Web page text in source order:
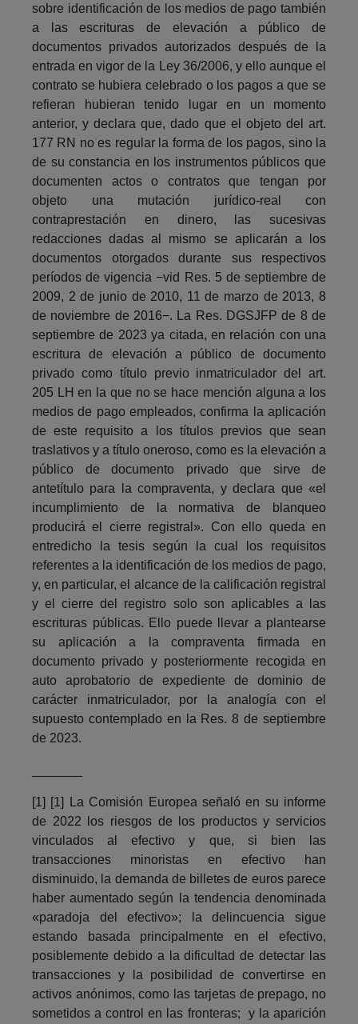
sobre identificación de los medios de pago también
a las escrituras de elevación a público de
documentos privados autorizados después de la
entrada en vigor de la Ley 36/2006, y ello aunque el
contrato se hubiera celebrado o los pagos a que se
refieran hubieran tenido lugar en un momento
anterior, y declara que, dado que el objeto del art.
177 RN no es regular la forma de los pagos, sino la
de su constancia en los instrumentos públicos que
documenten actos o contratos que tengan por
objeto una mutación jurídico-real con
contraprestación en dinero, las sucesivas
redacciones dadas al mismo se aplicarán a los
documentos otorgados durante sus respectivos
períodos de vigencia −vid Res. 5 de septiembre de
2009, 2 de junio de 2010, 11 de marzo de 2013, 8
de noviembre de 2016−. La Res. DGSJFP de 8 de
septiembre de 2023 ya citada, en relación con una
escritura de elevación a público de documento
privado como título previo inmatriculador del art.
205 LH en la que no se hace mención alguna a los
medios de pago empleados, confirma la aplicación
de este requisito a los títulos previos que sean
traslativos y a título oneroso, como es la elevación a
público de documento privado que sirve de
antetítulo para la compraventa, y declara que «el
incumplimiento de la normativa de blanqueo
producirá el cierre registral». Con ello queda en
entredicho la tesis según la cual los requisitos
referentes a la identificación de los medios de pago,
y, en particular, el alcance de la calificación registral
y el cierre del registro solo son aplicables a las
escrituras públicas. Ello puede llevar a plantearse
su aplicación a la compraventa firmada en
documento privado y posteriormente recogida en
auto aprobatorio de expediente de dominio de
carácter inmatriculador, por la analogía con el
supuesto contemplado en la Res. 8 de septiembre
de 2023.
[1] [1] La Comisión Europea señaló en su informe
de 2022 los riesgos de los productos y servicios
vinculados al efectivo y que, si bien las
transacciones minoristas en efectivo han
disminuido, la demanda de billetes de euros parece
haber aumentado según la tendencia denominada
«paradoja del efectivo»; la delincuencia sigue
estando basada principalmente en el efectivo,
posiblemente debido a la dificultad de detectar las
transacciones y la posibilidad de convertirse en
activos anónimos, como las tarjetas de prepago, no
sometidos a control en las fronteras; y la aparición